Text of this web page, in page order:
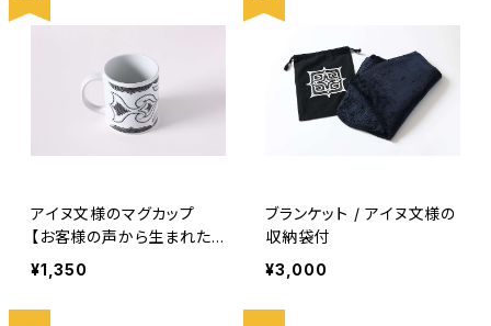
アイヌ文様のマグカップ
【お客様の声から生まれた
商品】
¥1,350
ブランケット / アイヌ文様の
収納袋付
¥3,000